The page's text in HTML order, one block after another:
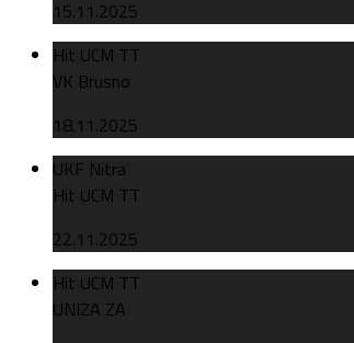
15.11.2025
Hit UCM TT
VK Brusno
18.11.2025
UKF Nitra
Hit UCM TT
22.11.2025
Hit UCM TT
UNIZA ZA